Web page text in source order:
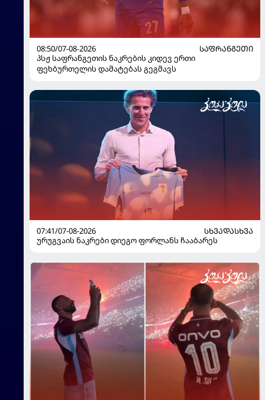
08:50/07-08-2026
ᲡᲐᲤᲠᲐᲜᲒᲔᲗᲘ
პსჟ საფრანგეთის ნაკრების კიდევ ერთი
ფეხბურთელის დამატებას გეგმავს
07:41/07-08-2026
ᲡᲮᲕᲐᲓᲐᲡᲮᲕᲐ
ურუგვაის ნაკრები დიეგო ფორლანს ჩააბარეს